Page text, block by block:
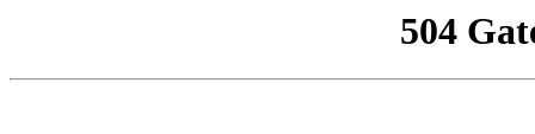
504